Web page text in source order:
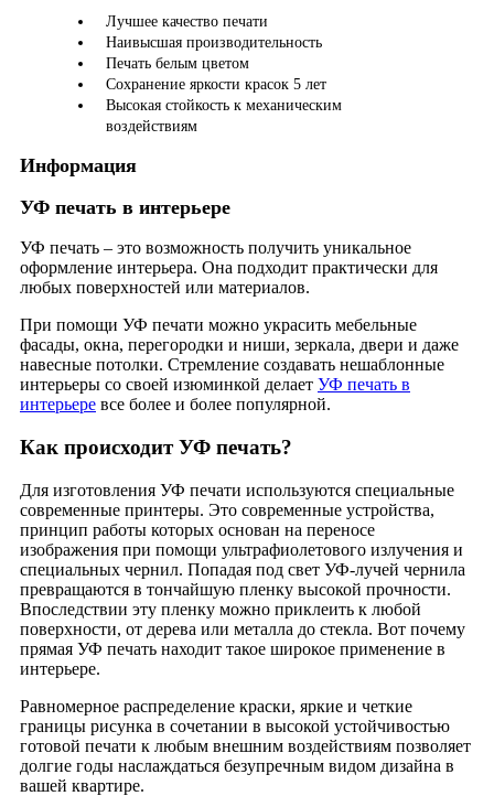
Лучшее качество печати
Наивысшая производительность
Печать белым цветом
Сохранение яркости красок 5 лет
Высокая стойкость к механическим
воздействиям
Информация
УФ печать в интерьере
УФ печать – это возможность получить уникальное
оформление интерьера. Она подходит практически для
любых поверхностей или материалов.
При помощи УФ печати можно украсить мебельные
фасады, окна, перегородки и ниши, зеркала, двери и даже
навесные потолки. Стремление создавать нешаблонные
интерьеры со своей изюминкой делает УФ печать в
интерьере все более и более популярной.
Как происходит УФ печать?
Для изготовления УФ печати используются специальные
современные принтеры. Это современные устройства,
принцип работы которых основан на переносе
изображения при помощи ультрафиолетового излучения и
специальных чернил. Попадая под свет УФ-лучей чернила
превращаются в тончайшую пленку высокой прочности.
Впоследствии эту пленку можно приклеить к любой
поверхности, от дерева или металла до стекла. Вот почему
прямая УФ печать находит такое широкое применение в
интерьере.
Равномерное распределение краски, яркие и четкие
границы рисунка в сочетании в высокой устойчивостью
готовой печати к любым внешним воздействиям позволяет
долгие годы наслаждаться безупречным видом дизайна в
вашей квартире.